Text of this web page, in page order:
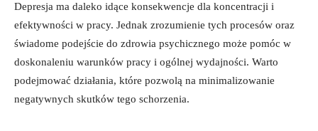
Depresja ⁤ma daleko idące konsekwencje dla ‌koncentracji i
efektywności w pracy. ​Jednak zrozumienie tych procesów oraz
świadome podejście do zdrowia psychicznego może pomóc w
‌doskonaleniu warunków pracy‌ i ogólnej‌ wydajności. ⁣Warto
podejmować⁤ działania,‌ które pozwolą na minimalizowanie
negatywnych skutków ​tego schorzenia.